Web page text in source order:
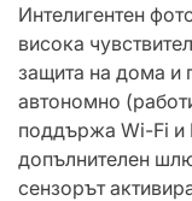
Интелигентен
висока
защита на дома и
автономно
поддържа Wi-Fi и
допълнителен
сензорът